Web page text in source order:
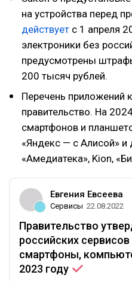
на устройства перед
действует с 1 апреля
электроники без
предусмотрены
200 тысяч рублей.
Перечень приложений
правительство. На
смартфонов и
«Яндекс — с Алисой» и
«Амедиатека», Kion,
Евгения Евсеева
Сервисы 22.08.2022
Правительство
российских
смартфоны,
2023 году